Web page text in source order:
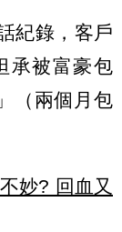
紀錄，客戶
承被富豪包
（兩個月包
妙? 回血又